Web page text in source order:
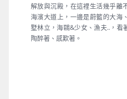
解放與沉殿，在這裡生活幾乎離
海濱大道上，一邊是蔚籃的大海
墅林立，海鷗&少女、漁夫..，看
陶醉著、感歎著。